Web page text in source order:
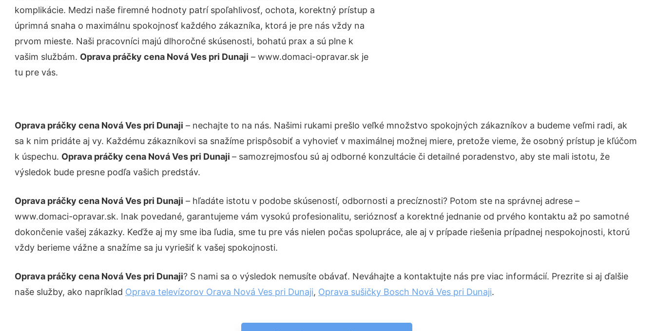
komplikácie. Medzi naše firemné hodnoty patrí spoľahlivosť, ochota, korektný prístup a
úprimná snaha o maximálnu spokojnosť každého zákazníka, ktorá je pre nás vždy na
prvom mieste. Naši pracovníci majú dlhoročné skúsenosti, bohatú prax a sú plne k
vašim službám. Oprava práčky cena Nová Ves pri Dunaji – www.domaci-opravar.sk je
tu pre vás.
Oprava práčky cena Nová Ves pri Dunaji – nechajte to na nás. Našimi rukami prešlo veľké množstvo spokojných zákazníkov a budeme veľmi radi, ak
sa k nim pridáte aj vy. Každému zákazníkovi sa snažíme prispôsobiť a vyhovieť v maximálnej možnej miere, pretože vieme, že osobný prístup je kľúčom
k úspechu. Oprava práčky cena Nová Ves pri Dunaji – samozrejmosťou sú aj odborné konzultácie či detailné poradenstvo, aby ste mali istotu, že
výsledok bude presne podľa vašich predstáv.
Oprava práčky cena Nová Ves pri Dunaji – hľadáte istotu v podobe skúseností, odbornosti a precíznosti? Potom ste na správnej adrese –
www.domaci-opravar.sk. Inak povedané, garantujeme vám vysokú profesionalitu, serióznosť a korektné jednanie od prvého kontaktu až po samotné
dokončenie vašej zákazky. Keďže aj my sme iba ľudia, sme tu pre vás nielen počas spolupráce, ale aj v prípade riešenia prípadnej nespokojnosti, ktorú
vždy berieme vážne a snažíme sa ju vyriešiť k vašej spokojnosti.
Oprava práčky cena Nová Ves pri Dunaji? S nami sa o výsledok nemusíte obávať. Neváhajte a kontaktujte nás pre viac informácií. Prezrite si aj ďalšie
naše služby, ako napríklad Oprava televízorov Orava Nová Ves pri Dunaji, Oprava sušičky Bosch Nová Ves pri Dunaji.